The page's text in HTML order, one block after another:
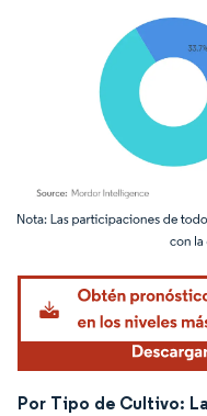
Imagen © Mordor Intelligence.
Por Tipo de Cultivo: